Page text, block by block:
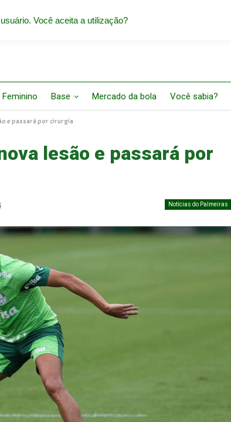
Base Mercado da bola Você sabia?
e passará por cirurgia
lesão e passará por
Notícias do Palmeiras
Você aceita a utilização?